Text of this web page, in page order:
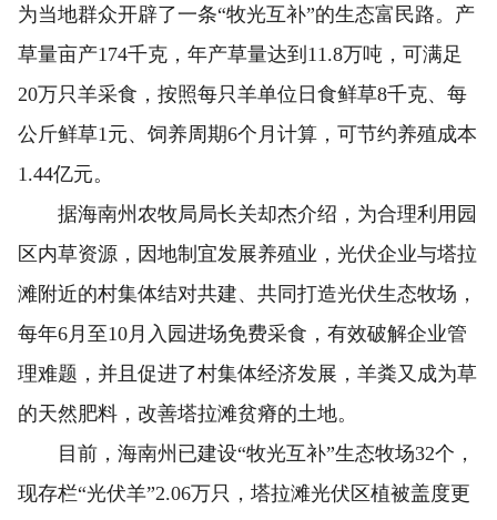
为当地群众开辟了一条“牧光互补”的生态富民路。产
草量亩产174千克，年产草量达到11.8万吨，可满足
20万只羊采食，按照每只羊单位日食鲜草8千克、每
公斤鲜草1元、饲养周期6个月计算，可节约养殖成本
1.44亿元。
据海南州农牧局局长关却杰介绍，为合理利用园
区内草资源，因地制宜发展养殖业，光伏企业与塔拉
滩附近的村集体结对共建、共同打造光伏生态牧场，
每年6月至10月入园进场免费采食，有效破解企业管
理难题，并且促进了村集体经济发展，羊粪又成为草
的天然肥料，改善塔拉滩贫瘠的土地。
目前，海南州已建设“牧光互补”生态牧场32个，
现存栏“光伏羊”2.06万只，塔拉滩光伏区植被盖度更